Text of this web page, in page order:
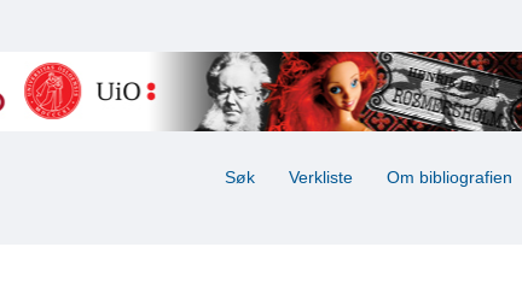
Søk Verkliste Om bibliografien